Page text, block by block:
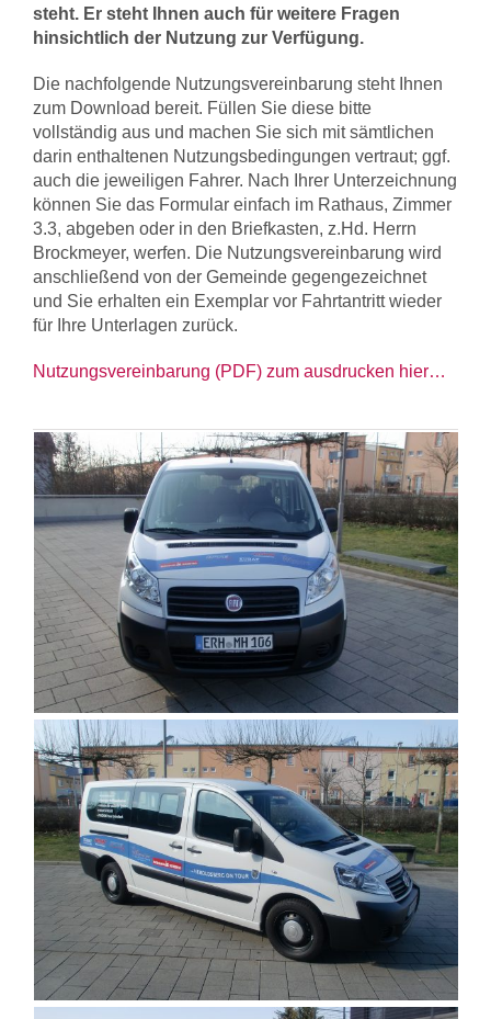
steht. Er steht Ihnen auch für weitere Fragen
hinsichtlich der Nutzung zur Verfügung.
Die nachfolgende Nutzungsvereinbarung steht Ihnen
zum Download bereit. Füllen Sie diese bitte
vollständig aus und machen Sie sich mit sämtlichen
darin enthaltenen Nutzungsbedingungen vertraut; ggf.
auch die jeweiligen Fahrer. Nach Ihrer Unterzeichnung
können Sie das Formular einfach im Rathaus, Zimmer
3.3, abgeben oder in den Briefkasten, z.Hd. Herrn
Brockmeyer, werfen. Die Nutzungsvereinbarung wird
anschließend von der Gemeinde gegengezeichnet
und Sie erhalten ein Exemplar vor Fahrtantritt wieder
für Ihre Unterlagen zurück.
Nutzungsvereinbarung (PDF) zum ausdrucken hier…